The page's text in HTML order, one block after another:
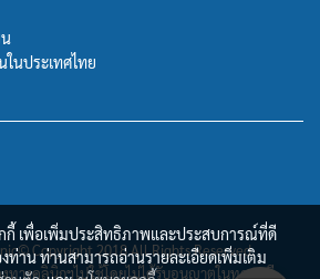
นประเทศไทย
Copyright 2018 All Rights Reserved.
ทางคลินิกฯไปใช้โดยไม่ได้รับอนุญาตในทุกกรณี
กี้ เพื่อเพิ่มประสิทธิภาพและประสบการณ์ที่ดี
ท่าน ท่านสามารถอ่านรายละเอียดเพิ่มเติม